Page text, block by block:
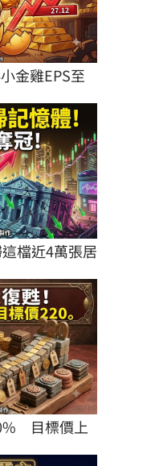
金雞EPS至
檔近4萬張居
　目標價上